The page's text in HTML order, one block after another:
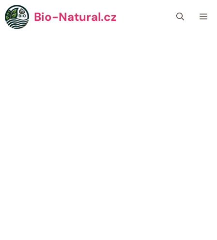
Přeskočit
na
obsah
Bio-Natural.cz